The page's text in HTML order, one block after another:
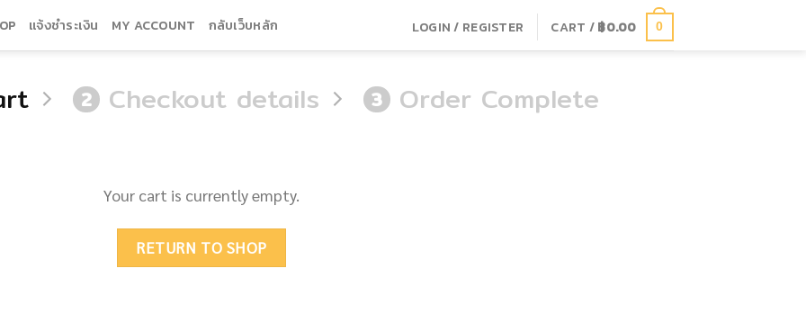
แจ้งชำระเงิน MY ACCOUNT กลับเว็บหลัก LOGIN / REGISTER CART /฿0.00 0
2 Checkout details 3 Order Complete
Your cart is currently empty.
RETURN TO SHOP